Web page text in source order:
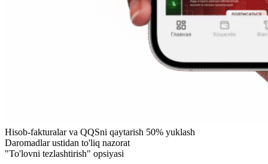
Hisob-fakturalar va QQSni qaytarish 50% yuklash
Daromadlar ustidan to'liq nazorat
"To'lovni tezlashtirish" opsiyasi